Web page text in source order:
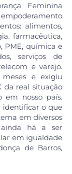
Feminina
alimentos,
farmacêutica,
PME, química e
serviços de
e varejo.
e exigiu
da real situação
nosso país.
identificar o que
em diversos
há a ser
em igualdade
de Barros,